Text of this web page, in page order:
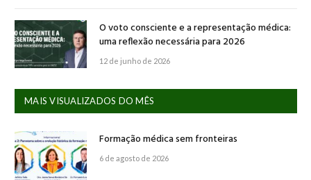
O voto consciente e a representação médica:
uma reflexão necessária para 2026
12 de junho de 2026
MAIS VISUALIZADOS DO MÊS
Formação médica sem fronteiras
6 de agosto de 2026